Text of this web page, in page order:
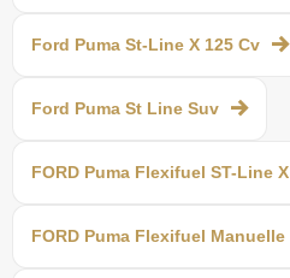
Ford Puma St-Line X 125 Cv
Ford Puma St Line Suv
FORD Puma Flexifuel ST-Line X
FORD Puma Flexifuel Manuelle